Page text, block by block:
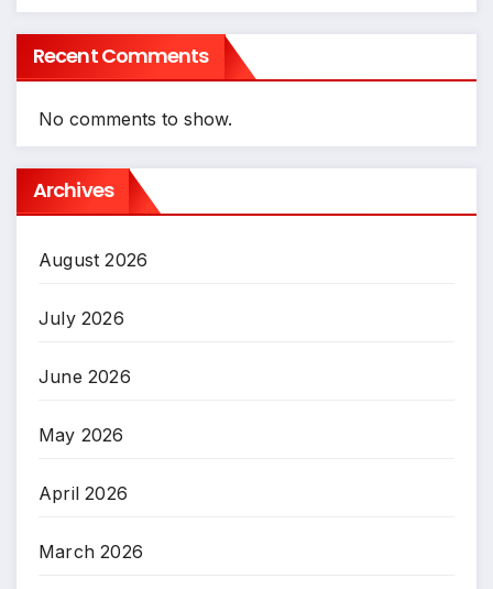
Recent Comments
No comments to show.
Archives
August 2026
July 2026
June 2026
May 2026
April 2026
March 2026